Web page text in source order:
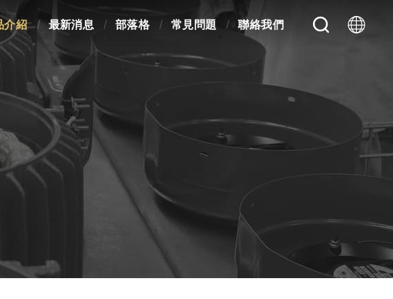
介紹 最新消息 部落格 常見問題 聯絡我們